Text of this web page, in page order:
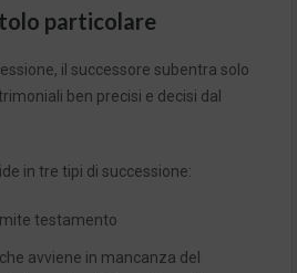
particolare
il successore subentra solo
ben precisi e decisi dal
in tre tipi di successione:
testamento
avviene in mancanza del